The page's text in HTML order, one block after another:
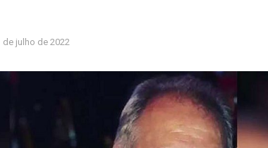
de julho de 2022